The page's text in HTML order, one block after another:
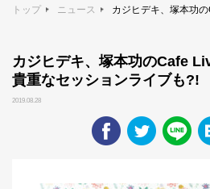
トップ ニュース カジヒデキ、塚本功のCafe Live
カジヒデキ、塚本功のCafe
貴重なセッションライブも?!
2019.08.28